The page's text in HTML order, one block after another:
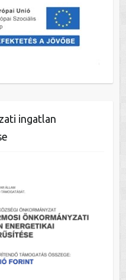
ingatlan